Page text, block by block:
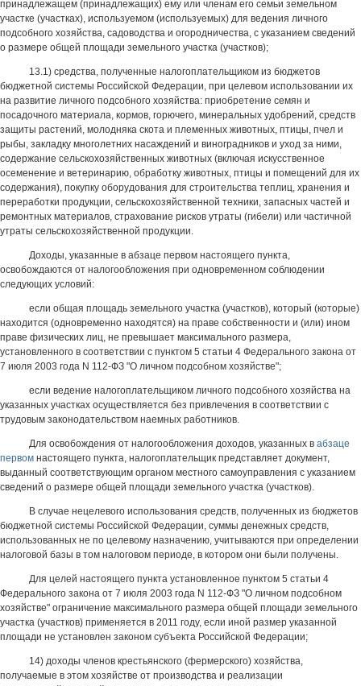
принадлежащем (принадлежащих) ему или членам его семьи земельном
участке (участках), используемом (используемых) для ведения личного
подсобного хозяйства, садоводства и огородничества, с указанием сведений
о размере общей площади земельного участка (участков);
13.1) средства, полученные налогоплательщиком из бюджетов
бюджетной системы Российской Федерации, при целевом использовании их
на развитие личного подсобного хозяйства: приобретение семян и
посадочного материала, кормов, горючего, минеральных удобрений, средств
защиты растений, молодняка скота и племенных животных, птицы, пчел и
рыбы, закладку многолетних насаждений и виноградников и уход за ними,
содержание сельскохозяйственных животных (включая искусственное
осеменение и ветеринарию, обработку животных, птицы и помещений для их
содержания), покупку оборудования для строительства теплиц, хранения и
переработки продукции, сельскохозяйственной техники, запасных частей и
ремонтных материалов, страхование рисков утраты (гибели) или частичной
утраты сельскохозяйственной продукции.
Доходы, указанные в абзаце первом настоящего пункта,
освобождаются от налогообложения при одновременном соблюдении
следующих условий:
если общая площадь земельного участка (участков), который (которые)
находится (одновременно находятся) на праве собственности и (или) ином
праве физических лиц, не превышает максимального размера,
установленного в соответствии с пунктом 5 статьи 4 Федерального закона от
7 июля 2003 года N 112-ФЗ "О личном подсобном хозяйстве";
если ведение налогоплательщиком личного подсобного хозяйства на
указанных участках осуществляется без привлечения в соответствии с
трудовым законодательством наемных работников.
Для освобождения от налогообложения доходов, указанных в абзаце
первом настоящего пункта, налогоплательщик представляет документ,
выданный соответствующим органом местного самоуправления с указанием
сведений о размере общей площади земельного участка (участков).
В случае нецелевого использования средств, полученных из бюджетов
бюджетной системы Российской Федерации, суммы денежных средств,
использованных не по целевому назначению, учитываются при определении
налоговой базы в том налоговом периоде, в котором они были получены.
Для целей настоящего пункта установленное пунктом 5 статьи 4
Федерального закона от 7 июля 2003 года N 112-ФЗ "О личном подсобном
хозяйстве" ограничение максимального размера общей площади земельного
участка (участков) применяется в 2011 году, если иной размер указанной
площади не установлен законом субъекта Российской Федерации;
14) доходы членов крестьянского (фермерского) хозяйства,
получаемые в этом хозяйстве от производства и реализации